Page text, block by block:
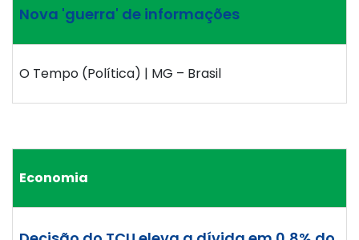
Nova 'guerra' de informações
O Tempo (Política) | MG – Brasil
Economia